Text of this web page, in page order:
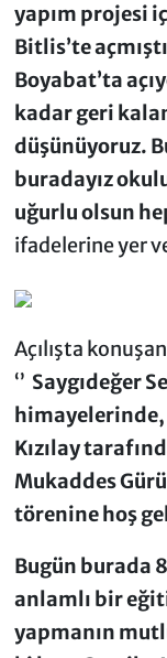
yapım projesi
Bitlis’te
Boyabat’ta
kadar geri
düşünüyoruz.
buradayız
uğurlu olsun
ifadelerine yer
Açılışta
‘’ Saygıdeğer
Kızılay
Mukaddes
törenine hoş
Bugün burada
anlamlı bir
yapmanın